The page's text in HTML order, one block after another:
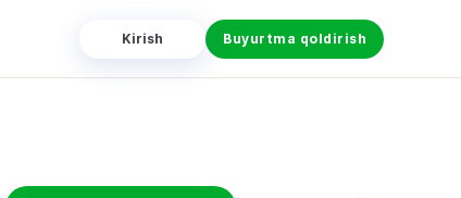
Kirish Buyurtma qoldirish